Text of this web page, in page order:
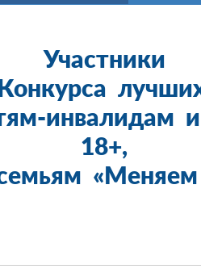
Участники
Конкурса
инвалидам и
18+,
«Меняем